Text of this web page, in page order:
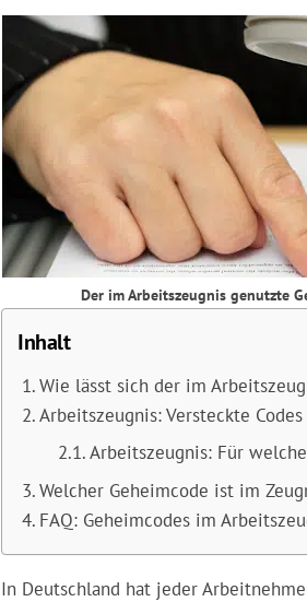
Der im Arbeitszeugnis genutzte
Inhalt
Wie lässt sich der im
Arbeitszeugnis: Versteckte
Arbeitszeugnis: Für
Welcher Geheimcode ist im
FAQ: Geheimcodes im
In Deutschland hat jeder